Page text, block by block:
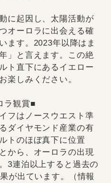
に起因し、太陽活動が
オーロラに出会える確
ます。2023年以降はま
」と言えます。この絶
ト直下にあるイエロー
楽しみください。
ラ観賞■
フはノースウエスト準
ダイヤモンド産業の有
トのほぼ真下に位置
から、オーロラの出現
3連泊以上すると過去の
が出ています。（情報